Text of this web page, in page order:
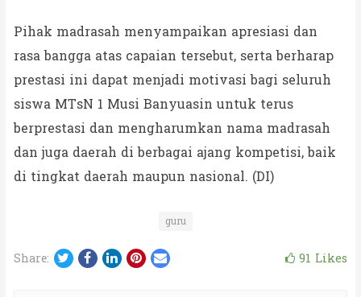
Pihak madrasah menyampaikan apresiasi dan
rasa bangga atas capaian tersebut, serta berharap
prestasi ini dapat menjadi motivasi bagi seluruh
siswa MTsN 1 Musi Banyuasin untuk terus
berprestasi dan mengharumkan nama madrasah
dan juga daerah di berbagai ajang kompetisi, baik
di tingkat daerah maupun nasional. (DI)
guru
Share: Twitter
Facebook
LinkedIn
Pinterest
Email 91 Likes